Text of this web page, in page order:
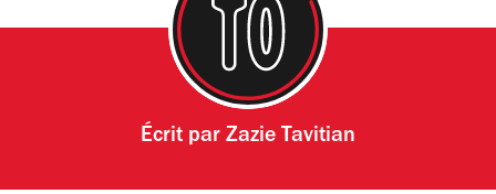
Écrit par Zazie Tavitian